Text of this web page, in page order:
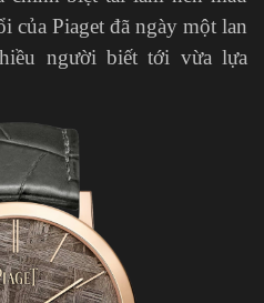
của Piaget đã ngày một lan
người biết tới vừa lựa